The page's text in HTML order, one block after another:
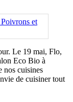
Le 19 mai, Flo,
Eco Bio à
nos cuisines
de cuisiner tout